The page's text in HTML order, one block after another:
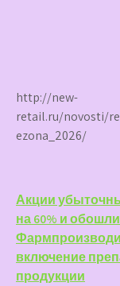
http://new-
retail.ru/novosti/
ezona_2026/
по
Акции
на 60% и
включение
продукции